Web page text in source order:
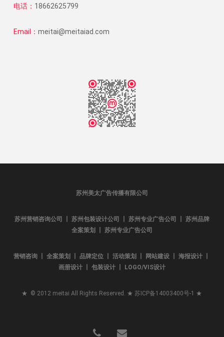
电话： 18662625799
Email： meitai@meitaiad.com
苏州美太广告传播有限公司
苏州营销咨询公司 丨 苏州包装设计公司 丨 苏州专业广告公司 丨 苏州品牌
全案策划 丨 苏州专业广告公司
营销咨询 丨 全案策划 丨 品牌定位 丨 活动策划 丨 网站建设 丨 海报设计 丨
画册设计 丨 包装设计 丨 LOGO/VIS设计
★ © 2012 meitai All Rights Reserved. ★苏ICP备14003400号-1 ★
phone email